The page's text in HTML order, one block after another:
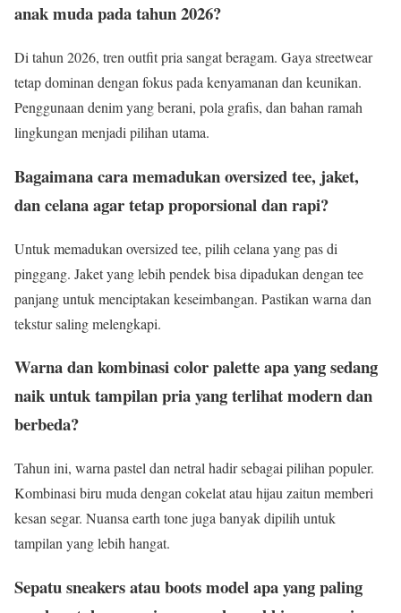
anak muda pada tahun 2026?
Di tahun 2026, tren outfit pria sangat beragam. Gaya streetwear
tetap dominan dengan fokus pada kenyamanan dan keunikan.
Penggunaan denim yang berani, pola grafis, dan bahan ramah
lingkungan menjadi pilihan utama.
Bagaimana cara memadukan oversized tee, jaket,
dan celana agar tetap proporsional dan rapi?
Untuk memadukan oversized tee, pilih celana yang pas di
pinggang. Jaket yang lebih pendek bisa dipadukan dengan tee
panjang untuk menciptakan keseimbangan. Pastikan warna dan
tekstur saling melengkapi.
Warna dan kombinasi color palette apa yang sedang
naik untuk tampilan pria yang terlihat modern dan
berbeda?
Tahun ini, warna pastel dan netral hadir sebagai pilihan populer.
Kombinasi biru muda dengan cokelat atau hijau zaitun memberi
kesan segar. Nuansa earth tone juga banyak dipilih untuk
tampilan yang lebih hangat.
Sepatu sneakers atau boots model apa yang paling